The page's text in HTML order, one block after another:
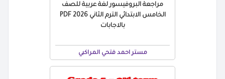
مراجعة البروفيسور لغة عربية للصف
الخامس الابتدائي الترم الثاني 2026 PDF
بالاجابات
مستر احمد فتحي المراكبي